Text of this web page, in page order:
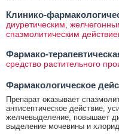
Клинико-
диуретическим,
спазмолитическим
Фармако-
средство растительного
Фармакологическое
Препарат оказывает
антисептическое действие,
желчевыделение, повышает
выделение мочевины и